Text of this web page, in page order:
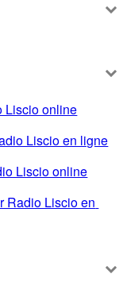
Liscio online
Liscio en ligne
Liscio online
Radio Liscio en